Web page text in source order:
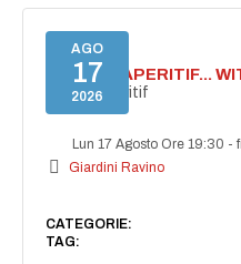
AGO
17
2026
SECRET APERITIF...
Secret aperitif
Lun 17 Agosto Ore 19:30 -
Giardini Ravino
CATEGORIE:
TAG: